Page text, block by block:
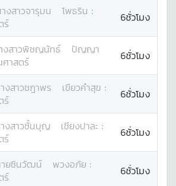
งสาวจารุมน โพธริน :
ร์
6ชั่วโมง
งสาวพิชญนัทธ์
ปัญญา
ศาสตร์ 6ชั่วโมง
งสาวชฎาพร เขียวคำสุข :
ร์
6ชั่วโมง
งสาวชั้นบุญ เชียงปาละ :
ร์
6ชั่วโมง
ยชินวัฒน์ พวงอภัย :
ร์
6ชั่วโมง